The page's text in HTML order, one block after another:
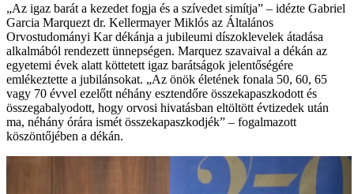
„Az igaz barát a kezedet fogja és a szívedet simítja” – idézte Gabriel
Garcia Marquezt dr. Kellermayer Miklós az Általános
Orvostudományi Kar dékánja a jubileumi díszoklevelek átadása
alkalmából rendezett ünnepségen. Marquez szavaival a dékán az
egyetemi évek alatt köttetett igaz barátságok jelentőségére
emlékeztette a jubilánsokat. „Az önök életének fonala 50, 60, 65
vagy 70 évvel ezelőtt néhány esztendőre összekapaszkodott és
összegabalyodott, hogy orvosi hivatásban eltöltött évtizedek után
ma, néhány órára ismét összekapaszkodjék” – fogalmazott
köszöntőjében a dékán.